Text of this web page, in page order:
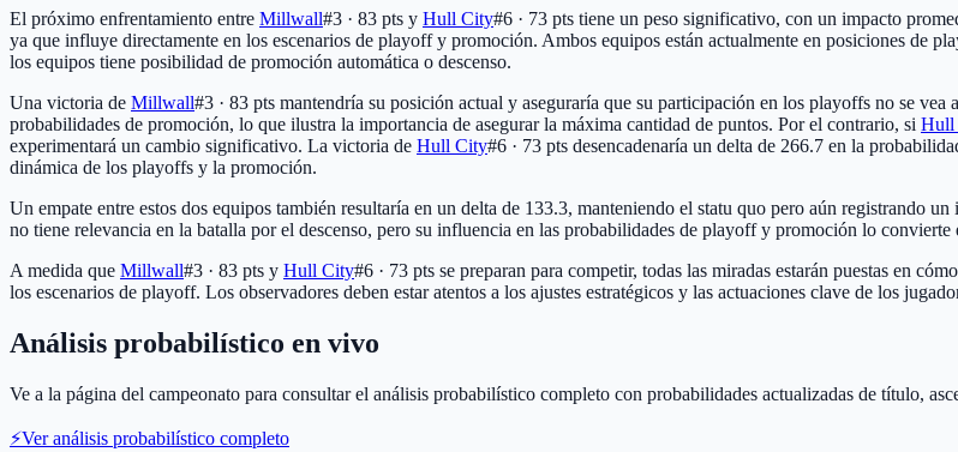
El próximo enfrentamiento entre Millwall#3 · 83 pts y Hull City#6 · 73 pts tiene un peso significativo, con un impacto
ya que influye directamente en los escenarios de playoff y promoción. Ambos equipos están actualmente en posiciones de
los equipos tiene posibilidad de promoción automática o descenso.
Una victoria de Millwall#3 · 83 pts mantendría su posición actual y aseguraría que su participación en los playoffs no se
probabilidades de promoción, lo que ilustra la importancia de asegurar la máxima cantidad de puntos. Por el contrario, si Hull
experimentará un cambio significativo. La victoria de Hull City#6 · 73 pts desencadenaría un delta de 266.7 en la
dinámica de los playoffs y la promoción.
Un empate entre estos dos equipos también resultaría en un delta de 133.3, manteniendo el statu quo pero aún registrando
no tiene relevancia en la batalla por el descenso, pero su influencia en las probabilidades de playoff y promoción lo
A medida que Millwall#3 · 83 pts y Hull City#6 · 73 pts se preparan para competir, todas las miradas estarán puestas en
los escenarios de playoff. Los observadores deben estar atentos a los ajustes estratégicos y las actuaciones clave de los
Análisis probabilístico en vivo
Ve a la página del campeonato para consultar el análisis probabilístico completo con probabilidades actualizadas de título,
⚡Ver análisis probabilístico completo